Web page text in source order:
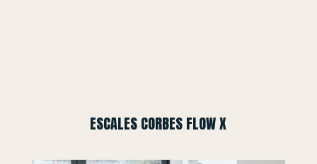
ESCALES CORBES FLOW X